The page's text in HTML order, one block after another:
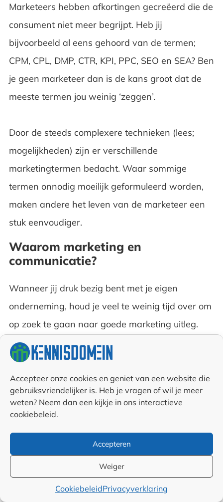
Accepteer onze cookies en geniet van een website die
gebruiksvriendelijker is. Heb je vragen of wil je meer
weten? Neem dan een kijkje in ons interactieve
cookiebeleid.
Accepteren
Weiger
CookiebeleidPrivacyverklaring
Marketeers hebben afkortingen gecreëerd die de
consument niet meer begrijpt. Heb jij
bijvoorbeeld al eens gehoord van de termen;
CPM, CPL, DMP, CTR, KPI, PPC, SEO en SEA? Ben
je geen marketeer dan is de kans groot dat de
meeste termen jou weinig ‘zeggen’.
Door de steeds complexere technieken (lees;
mogelijkheden) zijn er verschillende
marketingtermen bedacht. Waar sommige
termen onnodig moeilijk geformuleerd worden,
maken andere het leven van de marketeer een
stuk eenvoudiger.
Waarom marketing en
communicatie?
Wanneer jij druk bezig bent met je eigen
onderneming, houd je veel te weinig tijd over om
op zoek te gaan naar goede marketing uitleg.
Kennisdomein ziet hier voor zichzelf een
belangrijke taak weggelegd. Met onze marketing
en communicatie blogs, kunnen wij jou tips en
uitleg geven vanuit een professioneel oogpunt.
Dit betekent dat wij alvast de juiste selectie voor
je hebben gemaakt. Je vindt bij ons op een
gemakkelijke manier zeer hoogwaardige
informatie. Die wordt jou aangedragen door
professionals uit allerlei kennisgebieden.